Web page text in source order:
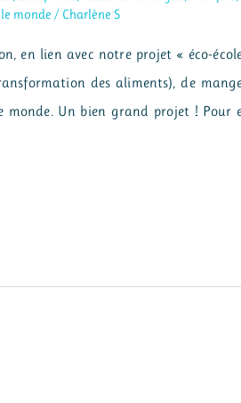
monde / Charlène S
en lien avec notre projet « éco-
des aliments), de
Un bien grand projet ! Pour